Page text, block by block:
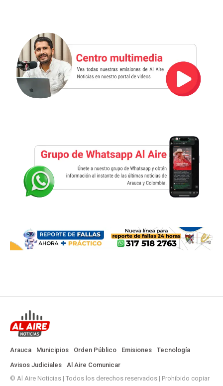
Arauca Municipios Orden Público Emisiones
Tecnología
Avisos Judiciales
Al Aire Comunicar
© Al Aire Noticias | Todos los derechos reservados | Prohibido copiar